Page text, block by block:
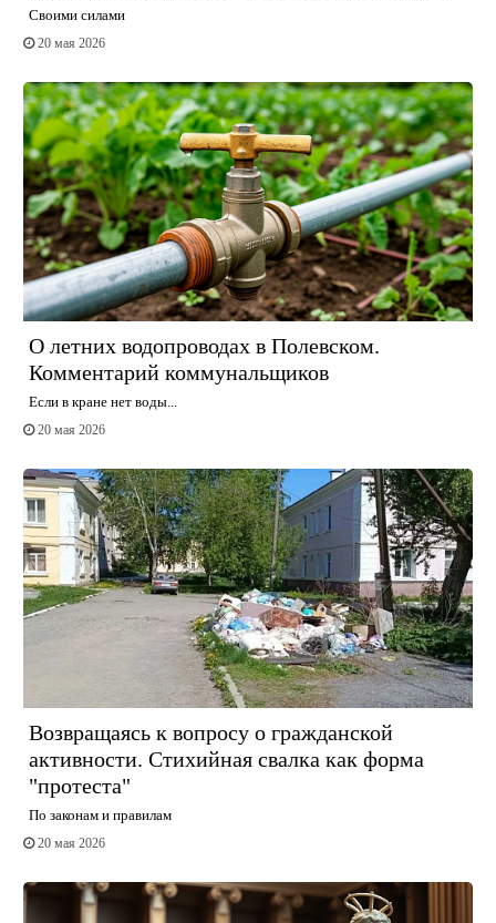
Своими силами
20 мая 2026
О летних водопроводах в Полевском.
Комментарий коммунальщиков
Если в кране нет воды...
20 мая 2026
Возвращаясь к вопросу о гражданской
активности. Стихийная свалка как форма
"протеста"
По законам и правилам
20 мая 2026